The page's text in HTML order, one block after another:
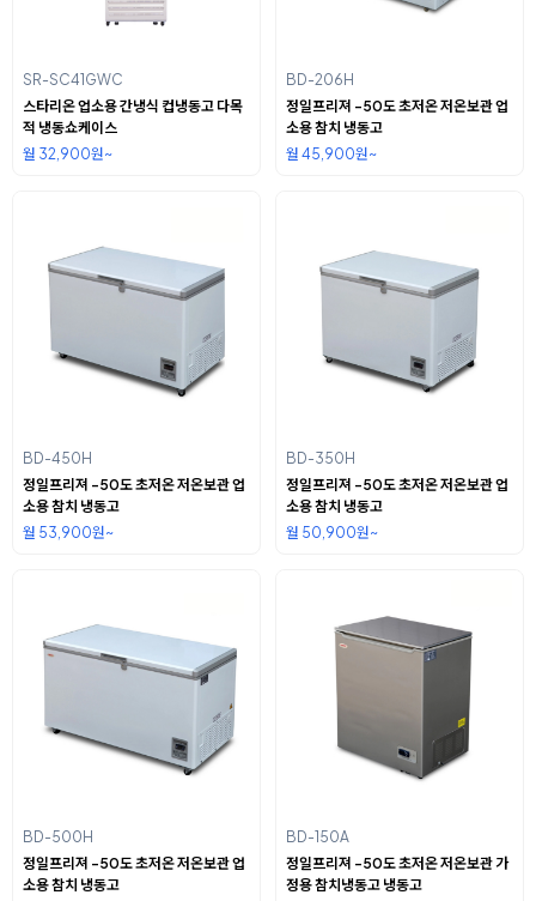
SR-SC41GWC
스타리온 업소용 간냉식 컵냉동고 다목
적 냉동쇼케이스
월 32,900원~
BD-206H
정일프리져 -50도 초저온 저온보관 업
소용 참치 냉동고
월 45,900원~
BD-450H
정일프리져 -50도 초저온 저온보관 업
소용 참치 냉동고
월 53,900원~
BD-350H
정일프리져 -50도 초저온 저온보관 업
소용 참치 냉동고
월 50,900원~
BD-500H
정일프리져 -50도 초저온 저온보관 업
소용 참치 냉동고
BD-150A
정일프리져 -50도 초저온 저온보관 가
정용 참치냉동고 냉동고